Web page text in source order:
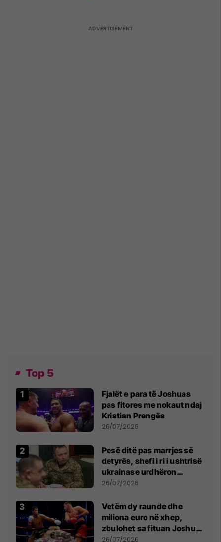
Top 5
Fjalët e para të Joshuas
pas fitores me nokaut ndaj
Kristian Prengës
26/07/2026
Pesë ditë pas marrjes së
detyrës, shefi i ri i ushtrisë
ukrainase urdhëron
kontroll të madh
26/07/2026
Vetëm dy raunde dhe
miliona euro në xhep,
zbulohet sa fituan Joshua
e Prenga
26/07/2026